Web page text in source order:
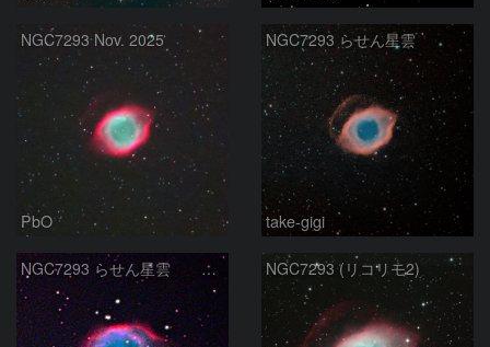
NGC7293 Nov. 2025
PbO
NGC7293 らせん星雲
take-gigi
NGC7293 らせん星雲 2025-10-17 NGC7293 (リコリモ2)